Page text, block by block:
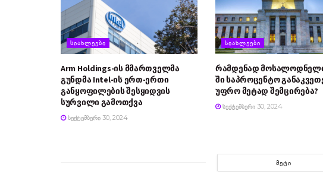
ᲡᲘᲐᲮᲚᲔᲔᲑᲘ
Arm Holdings-ის მმართველმა
გუნდმა Intel-ის ერთ-ერთი
განყოფილების შესყიდვის
სურვილი გამოთქვა
ᲡᲔᲥᲢᲔᲛᲑᲔᲠᲘ 30, 2024
ᲡᲘᲐᲮᲚᲔᲔᲑᲘ
რამდენად
ში საპროცენტო
უფრო მეტად შემცირება?
ᲡᲔᲥᲢᲔᲛᲑᲔᲠᲘ 30, 2024
ᲛᲔᲢᲘ